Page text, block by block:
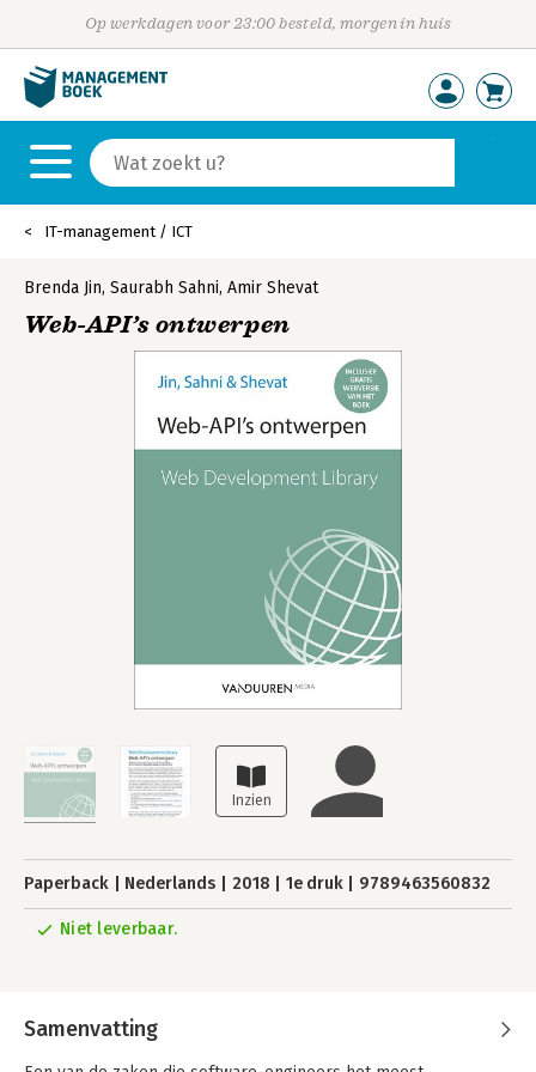
Op werkdagen voor 23:00 besteld, morgen in huis
IT-management / ICT
Brenda Jin, Saurabh Sahni, Amir Shevat
Web-API’s ontwerpen
Paperback Nederlands 2018 1e druk 9789463560832
Niet leverbaar.
Samenvatting